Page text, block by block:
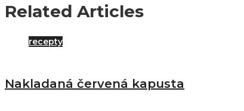
Related Articles
recepty
Nakladaná červená kapusta